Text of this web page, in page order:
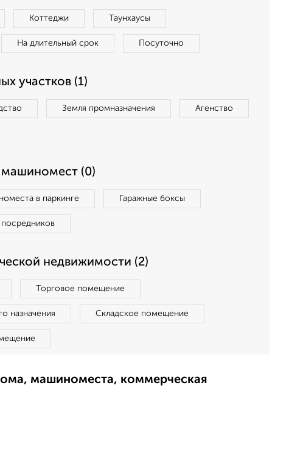
Коттеджи Таунхаусы
На длительный срок Посуточно
участков (1)
Земля промназначения Агенство
(0)
в паркинге Гаражные боксы
посредников
недвижимости (2)
Торговое помещение
назначения Складское помещение
машиноместа, коммерческая